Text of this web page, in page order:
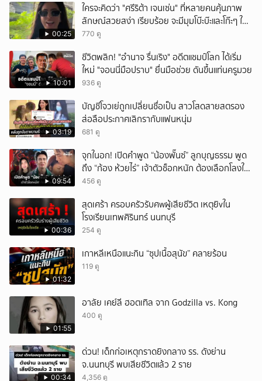
00:25
ใครจะคิดว่า "ศรีริต้า เจนเซ่น" ที่หลายคนคุ้นภาพ
ลักษณ์สวยสง่า เรียบร้อย จะมีมุมโบ๊ะบ๊ะและโก๊ะๆ ให้
ได้อมยิ้มเหมือนกัน งานนี้ทำเอาแฟนๆ ทั้งเอ็นดูทั้ง
770 ดู
10:01
ชีวิตพลิก! "อำนาจ รื่นเริง" อดีตแชมป์โลก ได้เริ่ม
ใหม่ "จอนนี่มือปราบ" ยื่นมือช่วย ดันขึ้นแท่นครูมวย
936 ดู
03:19
บัญชีโจวเย่ถูกเปลี่ยนชื่อเป็น สาวโสดสายสตรอง
ส่อลือประกาศเลิกรากับแฟนหนุ่ม
681 ดู
09:54
จุกในอก! เปิดคำพูด “น้องพั๊นซ์” ลูกบุญธรรม พูด
ถึง “ก้อง ห้วยไร่” เจ้าตัวช็อกหนัก ต้องเลือกโลงให้
ลูก!
456 ดู
00:36
สุดเศร้า ครอบครัวรับศwผู้เสียชีวิต เหตุยิvใน
โรงเรียนเทพศิรินทร์ นนทบุรี
254 ดู
01:32
เกาหลีเหนือแนะกิน “ซุปเนื้อสุนัข” คลายร้อน
119 ดู
01:55
อาลัย เคย์ลี ฮอตเทิล จาก Godzilla vs. Kong
400 ดู
00:34
ด่วน! เด็กก่อเหตุกราดยิงกลาง รร. ดังย่าน
จ.นนทบุรี พบเสียชีวิตแล้ว 2 ราย
4,356 ดู